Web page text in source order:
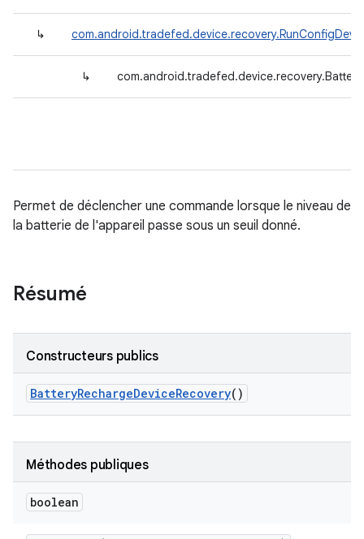
↳
↳
Permet de déclencher une commande lorsque le niveau de
la batterie de l'appareil passe sous un seuil donné.
Résumé
Constructeurs publics
BatteryRechargeDeviceRecovery()
Méthodes publiques
boolean